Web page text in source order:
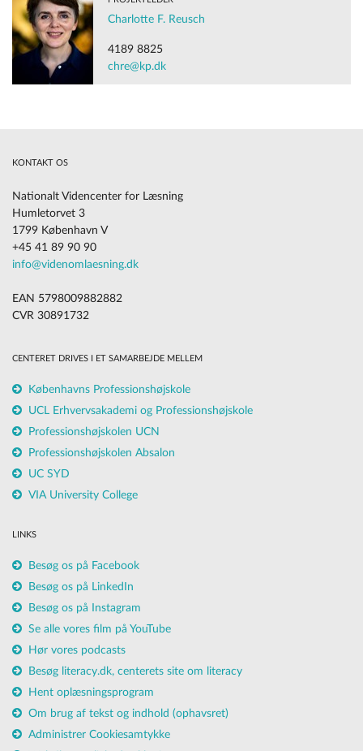
Charlotte F. Reusch
4189 8825
chre@kp.dk
KONTAKT OS
Nationalt Videncenter for Læsning
Humletorvet 3
1799 København V
+45 41 89 90 90
info@videnomlaesning.dk
EAN 5798009882882
CVR 30891732
CENTERET DRIVES I ET SAMARBEJDE MELLEM
Københavns Professionshøjskole
UCL Erhvervsakademi og Professionshøjskole
Professionshøjskolen UCN
Professionshøjskolen Absalon
UC SYD
VIA University College
LINKS
Besøg os på Facebook
Besøg os på LinkedIn
Besøg os på Instagram
Se alle vores film på YouTube
Hør vores podcasts
Besøg literacy.dk, centerets site om literacy
Hent oplæsningsprogram
Om brug af tekst og indhold (ophavsret)
Administrer Cookiesamtykke